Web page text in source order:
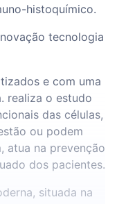
histoquímico.
tecnologia
e com uma
realiza o estudo
das células,
ou podem
atua na prevenção
dos pacientes.
situada na